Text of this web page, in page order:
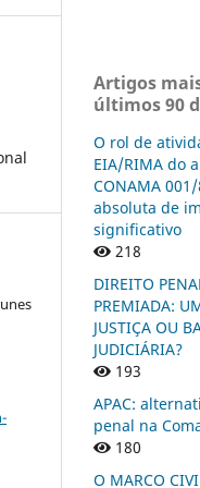
Artigos
últimos 90
O rol de
EIA/RIMA do
CONAMA
absoluta de
significativo
218
DIREITO
PREMIADA:
JUSTIÇA OU
JUDICIÁRIA?
193
APAC:
penal na
180
O MARCO